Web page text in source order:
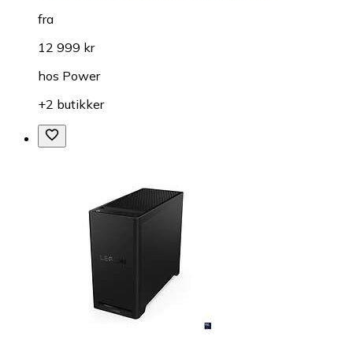
fra
12 999 kr
hos Power
+2 butikker